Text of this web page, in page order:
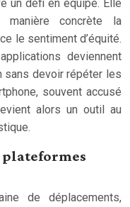
un défi en équipe. Elle
concrète la
le sentiment d’équité.
deviennent
sans devoir répéter les
souvent accusé
alors un outil au
de déplacements,